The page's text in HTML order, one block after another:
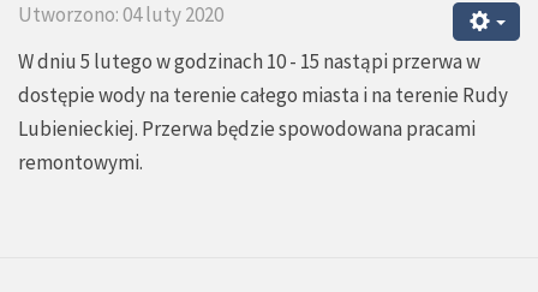
Utworzono: 04 luty 2020
W dniu 5 lutego w godzinach 10 - 15 nastąpi przerwa w
dostępie wody na terenie całego miasta i na terenie Rudy
Lubienieckiej. Przerwa będzie spowodowana pracami
remontowymi.